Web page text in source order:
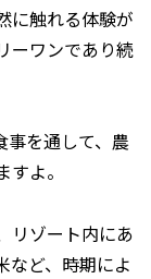
に触れる体験が
ーワンであり続
事を通して、農
よ。
リゾート内にあ
など、時期によ